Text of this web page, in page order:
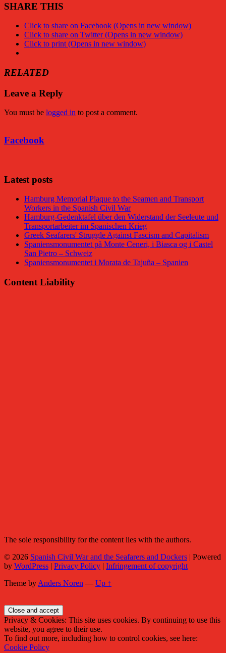
SHARE THIS
Click to share on Facebook (Opens in new window)
Click to share on Twitter (Opens in new window)
Click to print (Opens in new window)
RELATED
Leave a Reply
You must be logged in to post a comment.
Facebook
Latest posts
Hamburg Memorial Plaque to the Seamen and Transport
Workers in the Spanish Civil War
Hamburg-Gedenktafel über den Widerstand der Seeleute und
Transportarbeiter im Spanischen Krieg
Greek Seafarers' Struggle Against Fascism and Capitalism
Spaniensmonumentet på Monte Ceneri, i Biasca og i Castel
San Pietro – Schweiz
Spaniensmonumentet i Morata de Tajuña – Spanien
Content Liability
The sole responsibility for the content lies with the authors.
© 2026 Spanish Civil War and the Seafarers and Dockers | Powered
by WordPress | Privacy Policy | Infringement of copyright
Theme by Anders Noren — Up ↑
Privacy & Cookies: This site uses cookies. By continuing to use this
website, you agree to their use.
To find out more, including how to control cookies, see here:
Cookie Policy